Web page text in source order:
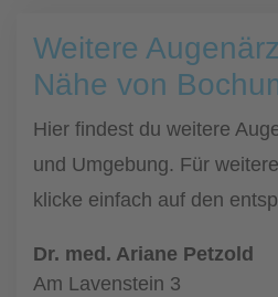
Weitere
Nähe von
Hier findest du weitere
und Umgebung. Für
klicke einfach auf den
Dr. med. Ariane Petzold
Am Lavenstein 3